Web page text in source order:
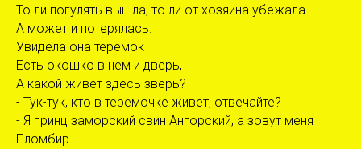
То ли погулять вышла, то ли от хозяина убежала.
А может и потерялась.
Увидела она теремок
Есть окошко в нем и дверь,
А какой живет здесь зверь?
- Тук-тук, кто в теремочке живет, отвечайте?
- Я принц заморский свин Ангорский, а зовут меня
Пломбир